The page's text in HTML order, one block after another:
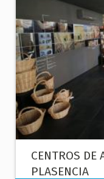
CENTROS DE
PLASENCIA